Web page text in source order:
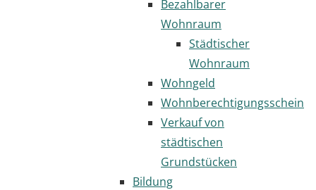
Bezahlbarer
Wohnraum
Städtischer
Wohnraum
Wohngeld
Wohnberechtigungsschein
Verkauf von
städtischen
Grundstücken
Bildung